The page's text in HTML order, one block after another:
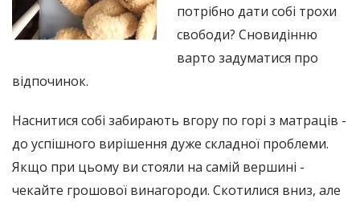
потрібно дати собі трохи
свободи? Сновидінню
варто задуматися про
відпочинок.
Наснитися собі забирають вгору по горі з матраців -
до успішного вирішення дуже складної проблеми.
Якщо при цьому ви стояли на самій вершині -
чекайте грошової винагороди. Скотилися вниз, але